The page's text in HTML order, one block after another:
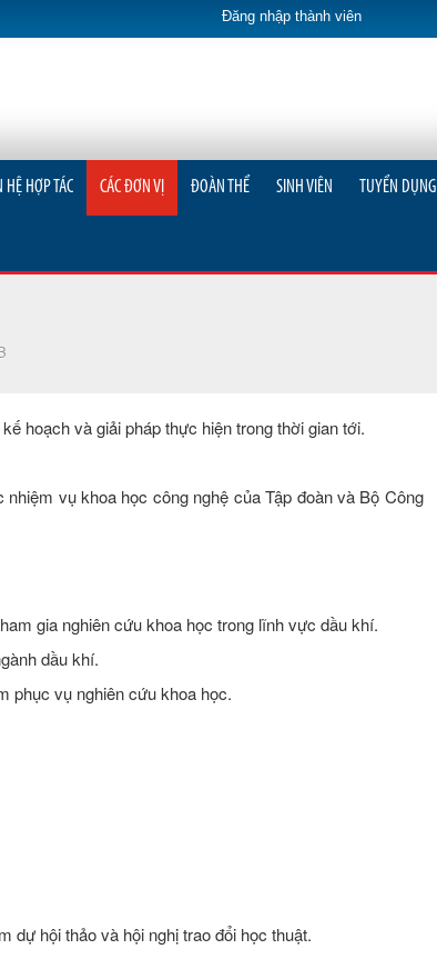
Đăng nhập thành viên
HỆ HỢP TÁC CÁC ĐƠN VỊ ĐOÀN THỂ SINH VIÊN TUYỂN DỤNG
hoạch và giải pháp thực hiện trong thời gian tới.
vụ khoa học công nghệ của Tập đoàn và Bộ Công
gia nghiên cứu khoa học trong lĩnh vực dầu khí.
dầu khí.
phục vụ nghiên cứu khoa học.
dự hội thảo và hội nghị trao đổi học thuật.